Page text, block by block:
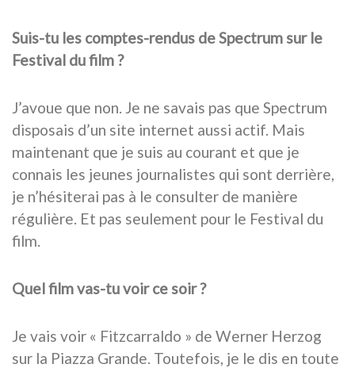
Suis-tu les comptes-rendus de Spectrum sur le
Festival du film ?
J’avoue que non. Je ne savais pas que Spectrum
disposais d’un site internet aussi actif. Mais
maintenant que je suis au courant et que je
connais les jeunes journalistes qui sont derrière,
je n’hésiterai pas à le consulter de manière
régulière. Et pas seulement pour le Festival du
film.
Quel film vas-tu voir ce soir ?
Je vais voir « Fitzcarraldo » de Werner Herzog
sur la Piazza Grande. Toutefois, je le dis en toute